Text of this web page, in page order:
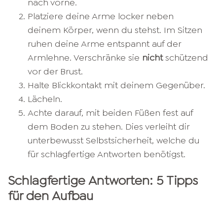
nach vorne.
Platziere deine Arme locker neben
deinem Körper, wenn du stehst. Im Sitzen
ruhen deine Arme entspannt auf der
Armlehne. Verschränke sie nichtschützend
vor der Brust.
Halte Blickkontakt mit deinem Gegenüber.
Lächeln.
Achte darauf, mit beiden Füßen fest auf
dem Boden zu stehen. Dies verleiht dir
unterbewusst Selbstsicherheit, welche du
für schlagfertige Antworten benötigst.
Schlagfertige Antworten: 5 Tipps
für den Aufbau